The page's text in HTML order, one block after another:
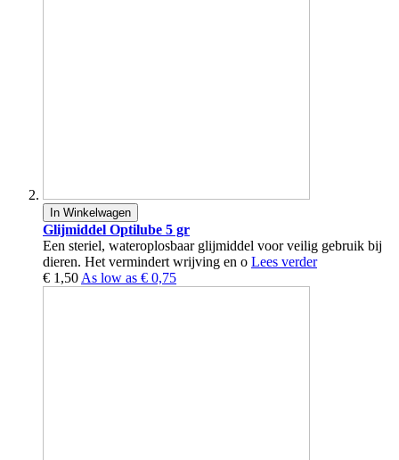
In Winkelwagen
Glijmiddel Optilube 5 gr
Een steriel, wateroplosbaar glijmiddel voor veilig gebruik bij
dieren. Het vermindert wrijving en o Lees verder
€ 1,50 As low as € 0,75